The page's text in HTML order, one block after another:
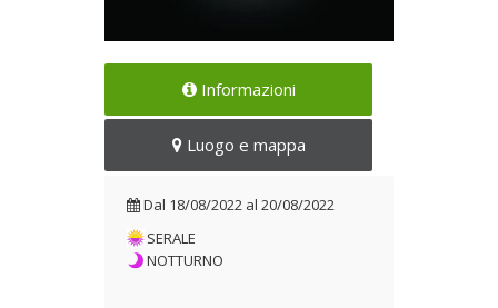
Edizione 2022
20/08/2022
Informazioni
Luogo e mappa
Dal 18/08/2022 al 20/08/2022
SERALE
NOTTURNO